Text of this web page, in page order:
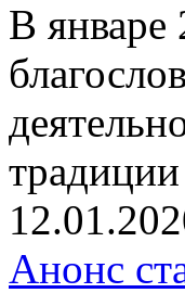
В январе
Анонс